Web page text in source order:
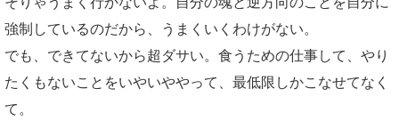
強制しているのだから、うまくいくわけがない。
でも、できてないから超ダサい。食うための仕事して、やり
たくもないことをいやいややって、最低限しかこなせてなく
て。